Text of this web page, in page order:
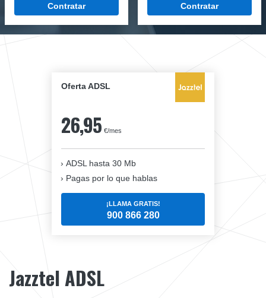
Contratar Contratar
Oferta ADSL
26,95 €/mes
ADSL hasta 30 Mb
Pagas por lo que hablas
¡LLAMA GRATIS!
900 866 280
Jazztel ADSL